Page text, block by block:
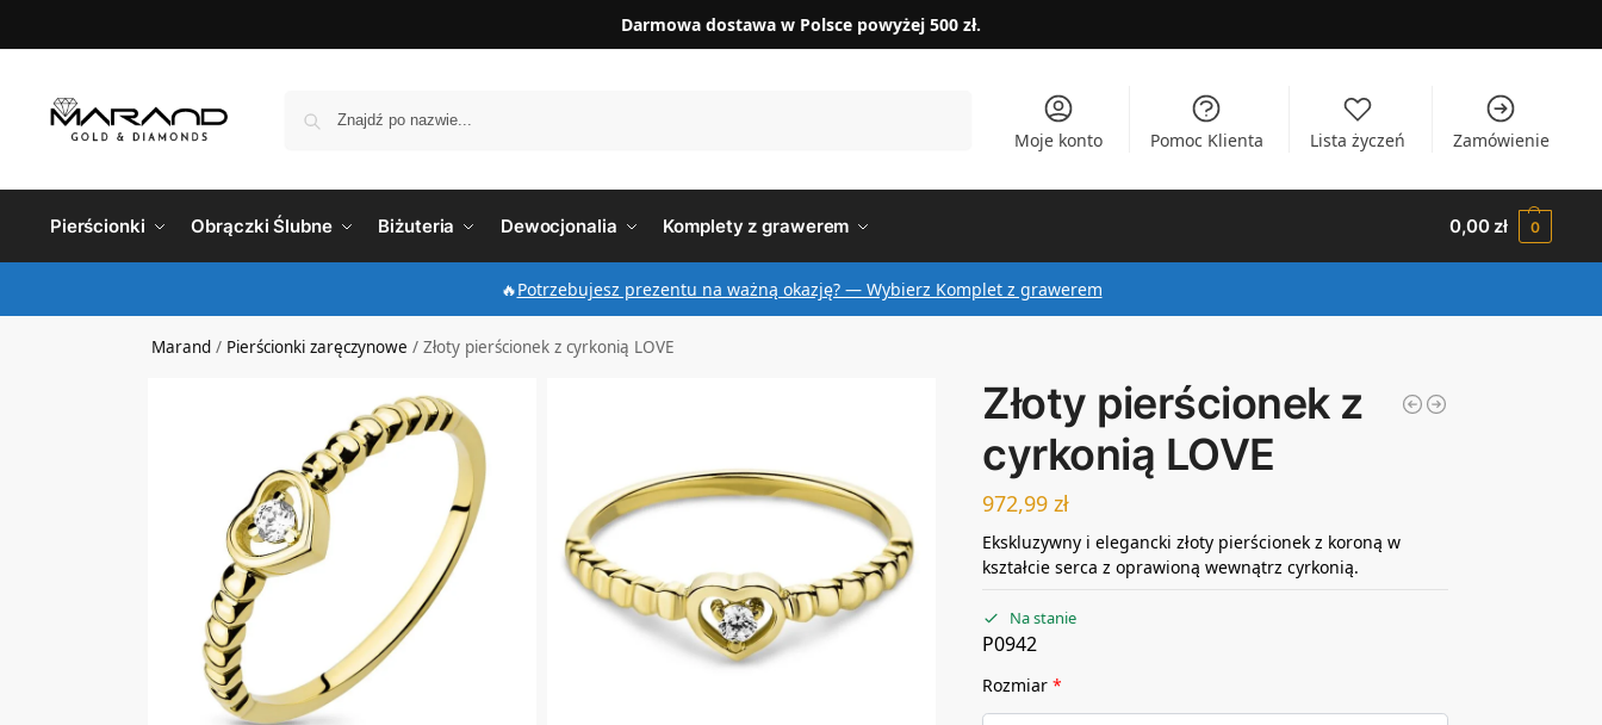
Darmowa dostawa w Polsce powyżej 500 zł.
Moje konto Pomoc Klienta Lista życzeń Zamówienie
Pierścionki Obrączki Ślubne Biżuteria Dewocjonalia Komplety z grawerem 0,00zł 0
🔥Potrzebujesz prezentu na ważną okazję? — Wybierz Komplet z grawerem
Marand / Pierścionki zaręczynowe /Złoty pierścionek z cyrkonią LOVE
Złoty pierścionek z
cyrkonią LOVE
972,99 zł
Ekskluzywny i elegancki złoty pierścionek z koroną w
kształcie serca z oprawioną wewnątrz cyrkonią.
Na stanie
P0942
Rozmiar*